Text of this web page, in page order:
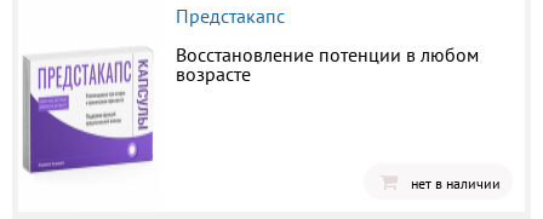
Предстакапс
Восстановление потенции в любом
возрасте
нет в наличии